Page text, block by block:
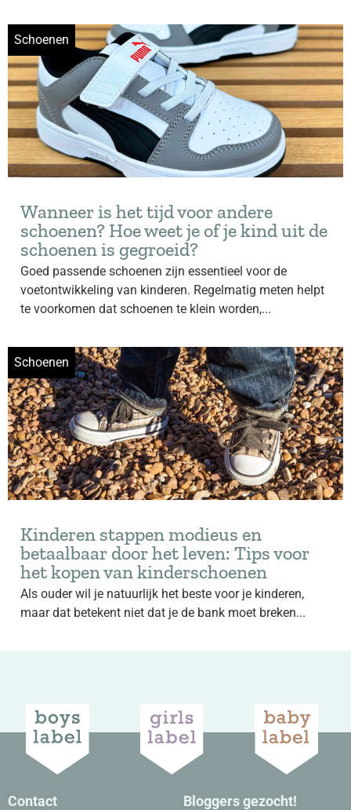
Schoenen
Wanneer is het tijd voor andere
schoenen? Hoe weet je of je kind uit de
schoenen is gegroeid?
Goed passende schoenen zijn essentieel voor de
voetontwikkeling van kinderen. Regelmatig meten helpt
te voorkomen dat schoenen te klein worden,...
Schoenen
Kinderen stappen modieus en
betaalbaar door het leven: Tips voor
het kopen van kinderschoenen
Als ouder wil je natuurlijk het beste voor je kinderen,
maar dat betekent niet dat je de bank moet breken...
Contact
Bloggers gezocht!